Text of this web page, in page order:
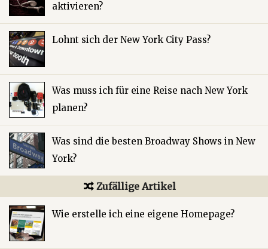
aktivieren?
Lohnt sich der New York City Pass?
Was muss ich für eine Reise nach New York
planen?
Was sind die besten Broadway Shows in New
York?
Zufällige Artikel
Wie erstelle ich eine eigene Homepage?